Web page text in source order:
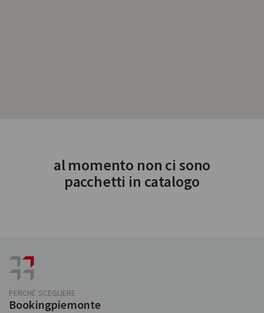
al momento non ci sono
pacchetti in catalogo
PERCHÉ SCEGLIERE
Bookingpiemonte